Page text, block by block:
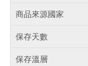
商品來源國家
保存天數
保存溫層